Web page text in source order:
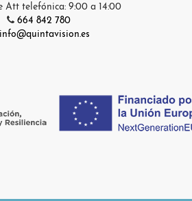
Att telefónica: 9:00 a 14:00
664 842 780
info@quintavision.es